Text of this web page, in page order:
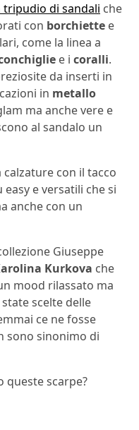
tripudio di sandali che
con borchiette e
come la linea a
e i coralli.
da inserti in
in metallo
ma anche vere e
al sandalo un
con il tacco
easy e versatili che si
anche con un
Giuseppe
Kurkova che
mood rilassato ma
scelte delle
ce ne fosse
sono sinonimo di
queste scarpe?